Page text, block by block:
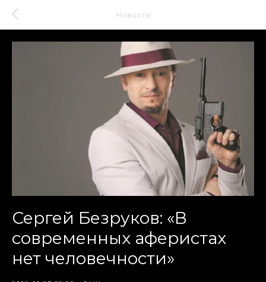
Новости
Сергей Безруков: «В
современных аферистах
нет человечности»